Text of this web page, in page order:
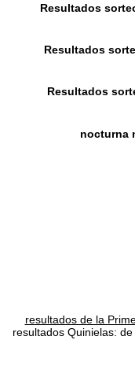
Resultados
Resultados
Resultados
nocturna
resultados de la
resultados Quinielas: